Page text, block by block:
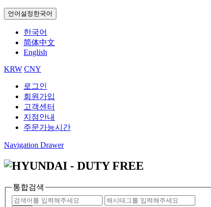
언어설정 한국어
한국어
简体中文
English
KRW CNY
로그인
회원가입
고객센터
지점안내
주문가능시간
Navigation Drawer
통합검색